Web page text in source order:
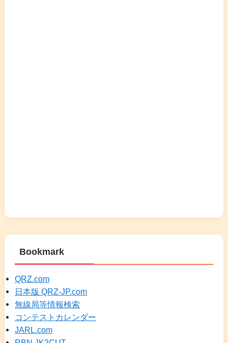
Bookmark
QRZ.com
日本版 QRZ-JP.com
無線局等情報検索
コンテストカレンダー
JARL.com